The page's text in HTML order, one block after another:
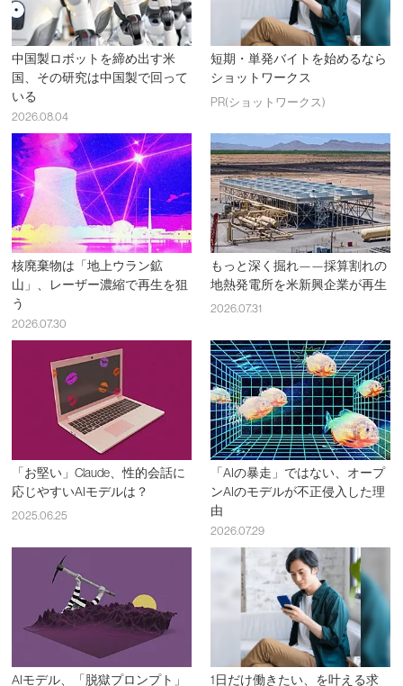
中国製ロボットを締め出す米
国、その研究は中国製で回って
いる
2026.08.04
短期・単発バイトを始めるなら
ショットワークス
PR(ショットワークス)
核廃棄物は「地上ウラン鉱
山」、レーザー濃縮で再生を狙
う
2026.07.30
もっと深く掘れ——採算割れの
地熱発電所を米新興企業が再生
2026.07.31
「お堅い」Claude、性的会話に
応じやすいAIモデルは？
2025.06.25
「AIの暴走」ではない、オープ
ンAIのモデルが不正侵入した理
由
2026.07.29
AIモデル、「脱獄プロンプト」 1日だけ働きたい、を叶える求